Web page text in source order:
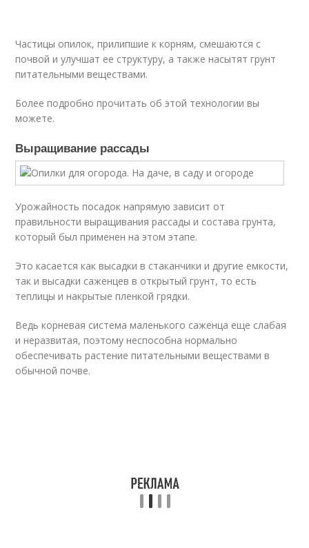
Частицы опилок, прилипшие к корням, смешаются с
почвой и улучшат ее структуру, а также насытят грунт
питательными веществами.
Более подробно прочитать об этой технологии вы
можете.
Выращивание рассады
Урожайность посадок напрямую зависит от
правильности выращивания рассады и состава грунта,
который был применен на этом этапе.
Это касается как высадки в стаканчики и другие емкости,
так и высадки саженцев в открытый грунт, то есть
теплицы и накрытые пленкой грядки.
Ведь корневая система маленького саженца еще слабая
и неразвитая, поэтому неспособна нормально
обеспечивать растение питательными веществами в
обычной почве.